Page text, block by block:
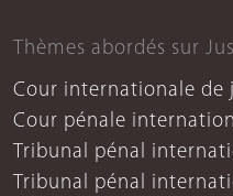
Thèmes abordés sur
Cour internationale de
Cour pénale
Tribunal pénal
Tribunal pénal